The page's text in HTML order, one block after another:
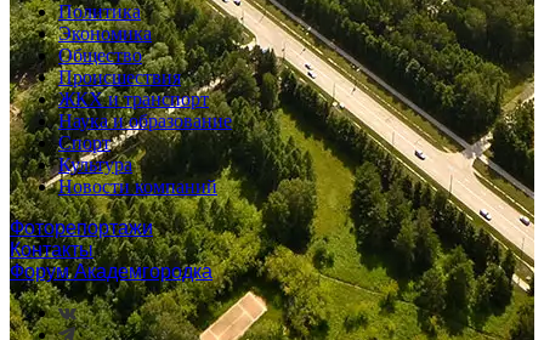
Политика
Экономика
Общество
Происшествия
ЖКХ и транспорт
Наука и образование
Спорт
Культура
Новости компаний
Фоторепортажи
Контакты
Форум Академгородка